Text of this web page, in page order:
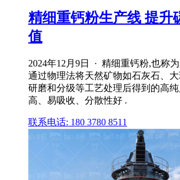
精细重钙粉生产线 提升
值
2024年12月9日 · 精细重钙粉,也称
通过物理法将天然矿物如石灰石、大
研磨和分级等工艺处理后得到的高
高、易吸收、分散性好 .
联系电话: 180 3780 8511